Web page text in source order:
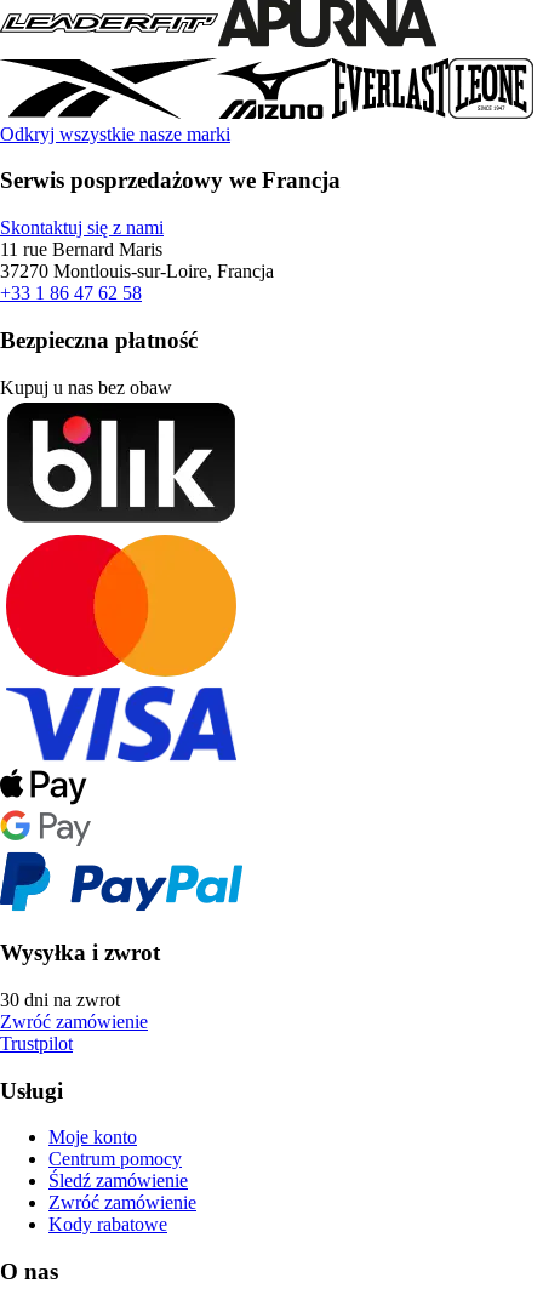
Odkryj wszystkie nasze marki
Serwis posprzedażowy we Francja
Skontaktuj się z nami
11 rue Bernard Maris
37270 Montlouis-sur-Loire, Francja
+33 1 86 47 62 58
Bezpieczna płatność
Kupuj u nas bez obaw
Wysyłka i zwrot
30 dni na zwrot
Zwróć zamówienie
Trustpilot
Usługi
Moje konto
Centrum pomocy
Śledź zamówienie
Zwróć zamówienie
Kody rabatowe
O nas